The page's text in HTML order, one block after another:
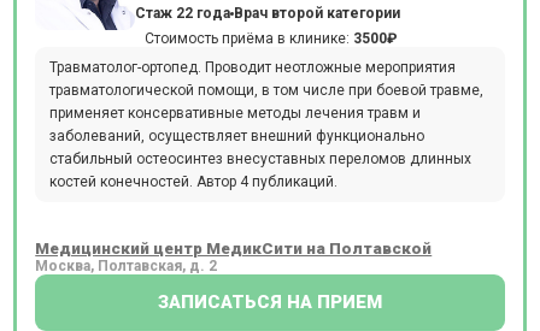
Стаж 22 года Врач второй категории
Стоимость приёма в клинике: 3500₽
Травматолог-ортопед. Проводит неотложные мероприятия
травматологической помощи, в том числе при боевой травме,
применяет консервативные методы лечения травм и
заболеваний, осуществляет внешний функционально
стабильный остеосинтез внесуставных переломов длинных
костей конечностей. Автор 4 публикаций.
Медицинский центр МедикСити на Полтавской
Москва, Полтавская, д. 2
ЗАПИСАТЬСЯ НА ПРИЕМ